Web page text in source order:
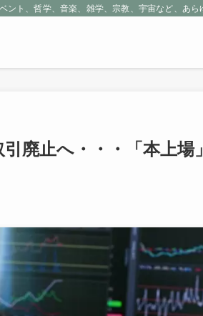
ント、哲学、音楽、雑学、宗教、宇宙など、あ
引廃止へ・・・「本上